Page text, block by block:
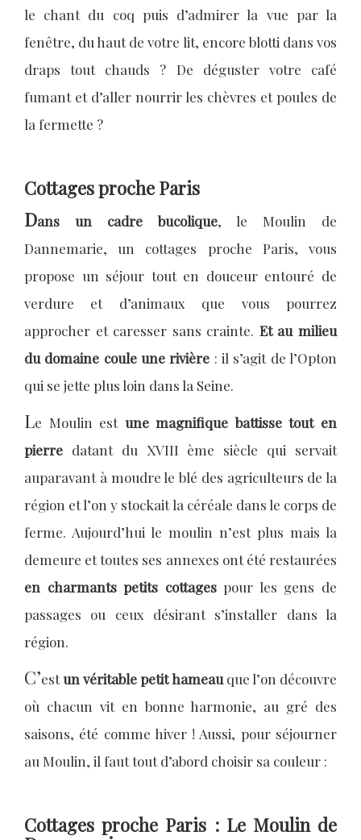
le chant du coq puis d’admirer la vue par la
fenêtre, du haut de votre lit, encore blotti dans vos
draps tout chauds ? De déguster votre café
fumant et d’aller nourrir les chèvres et poules de
la fermette ?
Cottages proche Paris
Dans un cadre bucolique, le Moulin de
Dannemarie, un cottages proche Paris, vous
propose un séjour tout en douceur entouré de
verdure et d’animaux que vous pourrez
approcher et caresser sans crainte. Et au milieu
du domaine coule une rivière : il s’agit de l’Opton
qui se jette plus loin dans la Seine.
Le Moulin est une magnifique battisse tout en
pierre datant du XVIII ème siècle qui servait
auparavant à moudre le blé des agriculteurs de la
région et l’on y stockait la céréale dans le corps de
ferme. Aujourd’hui le moulin n’est plus mais la
demeure et toutes ses annexes ont été restaurées
en charmants petits cottagespour les gens de
passages ou ceux désirant s’installer dans la
région.
C’estun véritable petit hameauque l’on découvre
où chacun vit en bonne harmonie, au gré des
saisons, été comme hiver ! Aussi, pour séjourner
au Moulin, il faut tout d’abord choisir sa couleur :
Cottages proche Paris : Le Moulin de